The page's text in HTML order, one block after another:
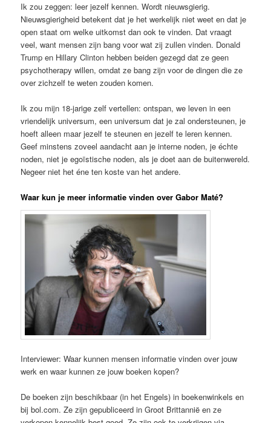
Ik zou zeggen: leer jezelf kennen. Wordt nieuwsgierig.
Nieuwsgierigheid betekent dat je het werkelijk niet weet en dat je
open staat om welke uitkomst dan ook te vinden. Dat vraagt
veel, want mensen zijn bang voor wat zij zullen vinden. Donald
Trump en Hillary Clinton hebben beiden gezegd dat ze geen
psychotherapy willen, omdat ze bang zijn voor de dingen die ze
over zichzelf te weten zouden komen.
Ik zou mijn 18-jarige zelf vertellen: ontspan, we leven in een
vriendelijk universum, een universum dat je zal ondersteunen, je
hoeft alleen maar jezelf te steunen en jezelf te leren kennen.
Geef minstens zoveel aandacht aan je interne noden, je échte
noden, niet je egoïstische noden, als je doet aan de buitenwereld.
Negeer niet het éne ten koste van het andere.
Waar kun je meer informatie vinden over Gabor Maté?
Interviewer: Waar kunnen mensen informatie vinden over jouw
werk en waar kunnen ze jouw boeken kopen?
De boeken zijn beschikbaar (in het Engels) in boekenwinkels en
bij bol.com. Ze zijn gepubliceerd in Groot Brittannië en ze